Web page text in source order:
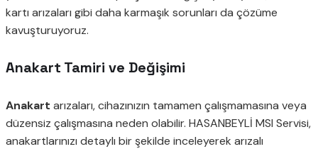
kartı arızaları gibi daha karmaşık sorunları da çözüme
kavuşturuyoruz.
Anakart Tamiri ve Değişimi
Anakart arızaları, cihazınızın tamamen çalışmamasına veya
düzensiz çalışmasına neden olabilir. HASANBEYLİ MSI Servisi,
anakartlarınızı detaylı bir şekilde inceleyerek arızalı